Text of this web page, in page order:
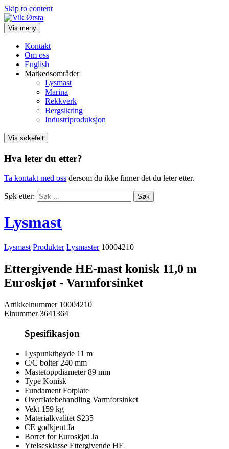
Skip to content
Vis meny
Kontakt
Om oss
English
Markedsområder
Lysmast
Marina
Rekkverk
Bergsikring
Industriproduksjon
Vis søkefelt
Hva leter du etter?
Ta kontakt med oss dersom du ikke finner det du leter etter.
Søk etter:
Lysmast
Lysmast Produkter Lysmaster 10004210
Ettergivende HE-mast konisk 11,0 m
Euroskjøt - Varmforsinket
Artikkelnummer 10004210
Elnummer 3641364
Spesifikasjon
Lyspunkthøyde 11 m
C/C bolter 240 mm
Mastetoppdiameter 89 mm
Type Konisk
Fundament Fotplate
Overflatebehandling Varmforsinket
Vekt 159 kg
Materialkvalitet S235
CE godkjent Ja
Borret for Euroskjøt Ja
Ytelsesklasse Ettergivende HE